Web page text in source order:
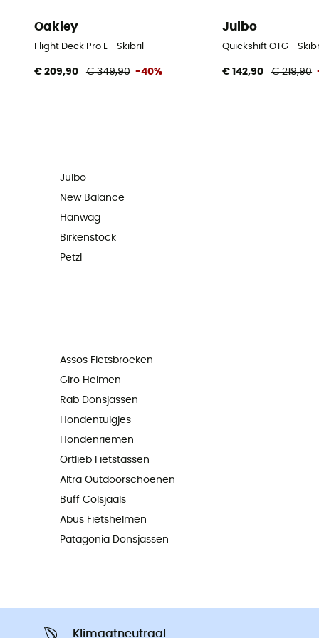
Oakley
Flight Deck Pro L - Skibril
€ 209,90 € 349,90 -40%
Julbo
Quickshift OTG -
€ 142,90 € 219,90
Julbo
New Balance
Hanwag
Birkenstock
Petzl
Assos Fietsbroeken
Giro Helmen
Rab Donsjassen
Hondentuigjes
Hondenriemen
Ortlieb Fietstassen
Altra Outdoorschoenen
Buff Colsjaals
Abus Fietshelmen
Patagonia Donsjassen
Klimaatneutraal